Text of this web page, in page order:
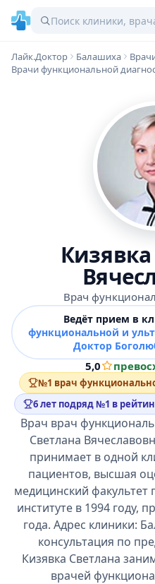
Лайк.Доктор Балашиха
Врачи функциональной
Врач
Ведёт прием в
функциональной и
Доктор
5,0
№1 врач
6 лет подряд №1 в
Врач врач
Светлана
принимает в одной
пациентов, высшая
медицинский
институте в 1994 году,
года. Адрес клиники:
консультация по
Кизявка Светлана
врачей